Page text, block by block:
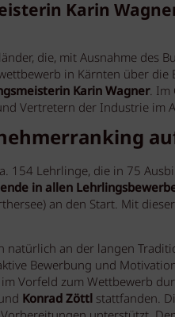
Karin
die, mit Ausnahme des
in Kärnten über
Karin Wagner. Im
Vertretern der Industrie im
154 Lehrlinge, die in 75
in allen
an den Start. Mit
natürlich an der langen
Bewerbung und
Vorfeld zum Wettbewerb
Konrad Zöttlstattfanden.